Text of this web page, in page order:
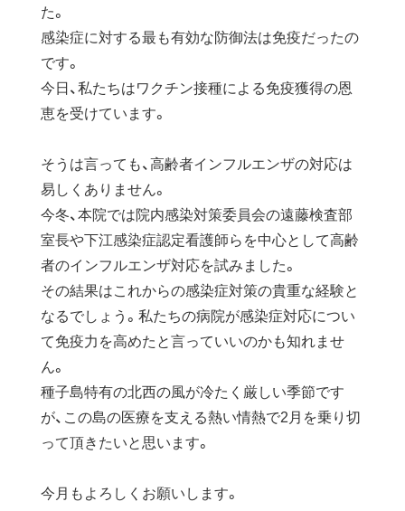
た。
感染症に対する最も有効な防御法は免疫だったの
です。
今日、私たちはワクチン接種による免疫獲得の恩
恵を受けています。
そうは言っても、高齢者インフルエンザの対応は
易しくありません。
今冬、本院では院内感染対策委員会の遠藤検査部
室長や下江感染症認定看護師らを中心として高齢
者のインフルエンザ対応を試みました。
その結果はこれからの感染症対策の貴重な経験と
なるでしょう。私たちの病院が感染症対応につい
て免疫力を高めたと言っていいのかも知れませ
ん。
種子島特有の北西の風が冷たく厳しい季節です
が、この島の医療を支える熱い情熱で2月を乗り切
って頂きたいと思います。
今月もよろしくお願いします。